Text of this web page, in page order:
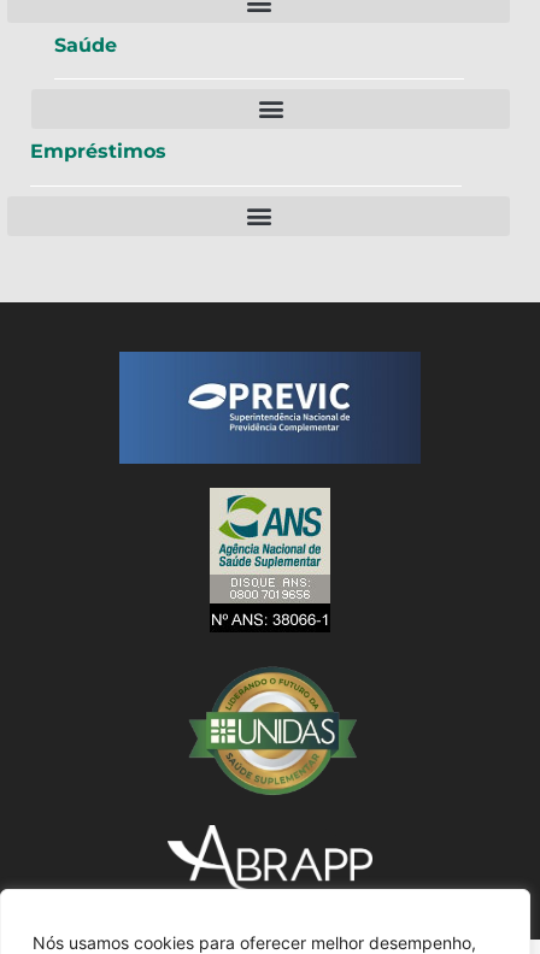
Nós usamos cookies para oferecer melhor desempenho,
Saúde
Empréstimos